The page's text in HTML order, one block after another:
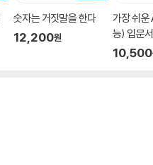
숫자는 거짓말을 한다
12,200원
가장 쉬운
능) 입문서
10,500